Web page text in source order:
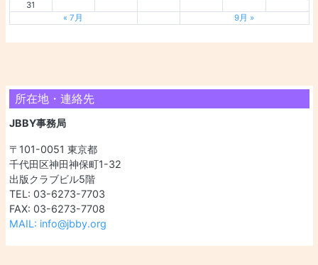
31
« 7月
9月 »
所在地・連絡先
JBBY事務局
〒101-0051 東京都
千代田区神田神保町1-32
出版クラブビル5階
TEL: 03-6273-7703
FAX: 03-6273-7708
MAIL: info@jbby.org